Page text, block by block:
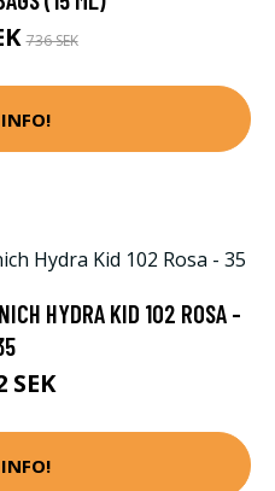
736 SEK
HYDRA KID 102 ROSA -
SEK